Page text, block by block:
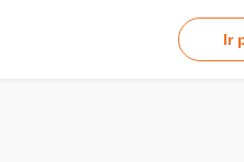
Ir